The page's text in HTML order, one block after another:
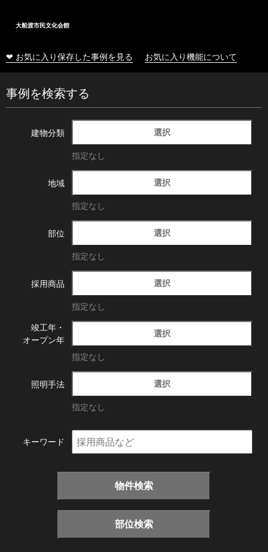
大船渡市民文化会館
❤ お気に入り保存した事例を見る お気に入り機能について
事例を検索する
建物分類 選択
指定なし
地域 選択
指定なし
部位 選択
指定なし
採用商品 選択
指定なし
竣工年・
オープン年
選択
指定なし
照明手法 選択
指定なし
キーワード
物件検索
部位検索